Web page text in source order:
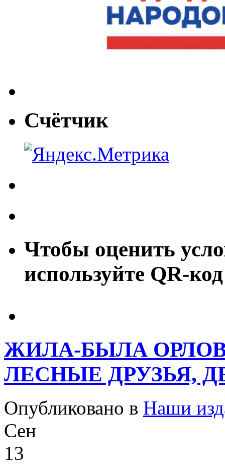
Счётчик
Чтобы оценить
используйте QR-код
ЖИЛА-БЫЛА
ЛЕСНЫЕ ДРУЗЬЯ,
Опубликовано в Наши
Сен
13